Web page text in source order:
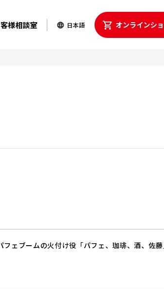
様相談室 日本語 オンラインシ
ェブームの火付け役「パフェ、珈琲、酒、佐藤